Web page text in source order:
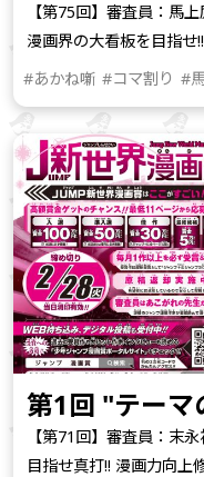
【第75回】審査員：馬
漫画界の大看板を目指せ
#あかね噺 #コマ割り #
第1回 "テーマ
【第71回】審査員：末
目指せ真打!! 漫画力向上